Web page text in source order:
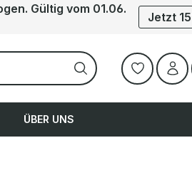
Gültig vom 01.06.
Jetzt
ÜBER UNS